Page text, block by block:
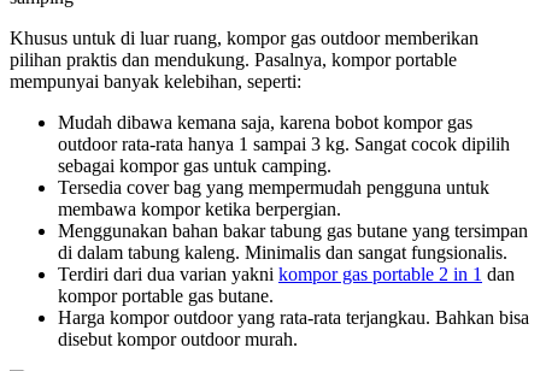
Khusus untuk di luar ruang, kompor gas outdoor memberikan
pilihan praktis dan mendukung. Pasalnya, kompor portable
mempunyai banyak kelebihan, seperti:
Mudah dibawa kemana saja, karena bobot kompor gas
outdoor rata-rata hanya 1 sampai 3 kg. Sangat cocok dipilih
sebagai kompor gas untuk camping.
Tersedia cover bag yang mempermudah pengguna untuk
membawa kompor ketika berpergian.
Menggunakan bahan bakar tabung gas butane yang tersimpan
di dalam tabung kaleng. Minimalis dan sangat fungsionalis.
Terdiri dari dua varian yakni kompor gas portable 2 in 1 dan
kompor portable gas butane.
Harga kompor outdoor yang rata-rata terjangkau. Bahkan bisa
disebut kompor outdoor murah.